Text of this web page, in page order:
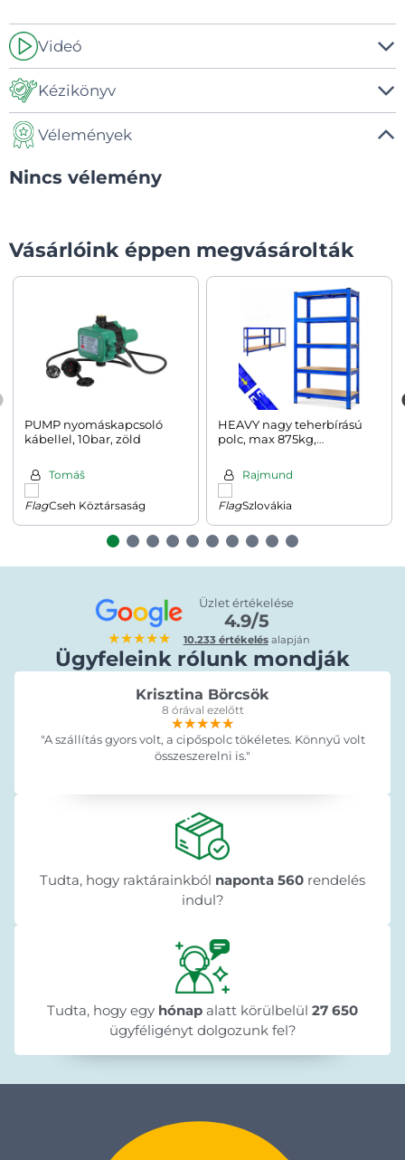
Videó
Kézikönyv
Kézikönyv
Vélemények
Nincs vélemény
Vásárlóink éppen megvásárolták
PUMP nyomáskapcsoló
kábellel, 10bar, zöld
Tomáš
Cseh Köztársaság
HEAVY nagy teherbírású
polc, max 875kg,
Rajmund
Szlovákia
★★★★★
Üzlet értékelése
4.9/5
10.233 értékelésalapján
Ügyfeleink rólunk mondják
Krisztina Börcsök
8 órával ezelőtt
★★★★★
★★★★★
★★★★★
"A szállítás gyors volt, a cipőspolc tökéletes. Könnyű volt
összeszerelni is."
Tudta, hogy raktárainkból naponta 560 rendelés
indul?
Tudta, hogy egy hónap alatt körülbelül 27 650
ügyféligényt dolgozunk fel?